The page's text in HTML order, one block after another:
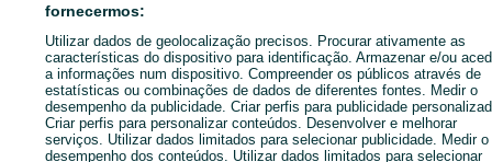
fornecermos:
Utilizar dados de geolocalização precisos. Procurar ativamente as
características do dispositivo para identificação. Armazenar e/ou
a informações num dispositivo. Compreender os públicos através de
estatísticas ou combinações de dados de diferentes fontes. Medir o
desempenho da publicidade. Criar perfis para publicidade
Criar perfis para personalizar conteúdos. Desenvolver e melhorar
serviços. Utilizar dados limitados para selecionar publicidade. Medir o
desempenho dos conteúdos. Utilizar dados limitados para selecionar